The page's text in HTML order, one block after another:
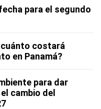
para el segundo
costará
en Panamá?
para dar
cambio del